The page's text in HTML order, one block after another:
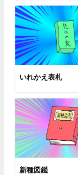
いれかえ表札
新種図鑑